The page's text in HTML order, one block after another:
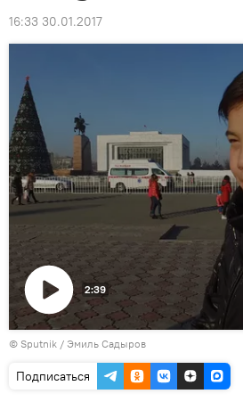
16:33 30.01.2017
Воспроизвести
видео
2:39
© Sputnik / Эмиль Садыров
Подписаться